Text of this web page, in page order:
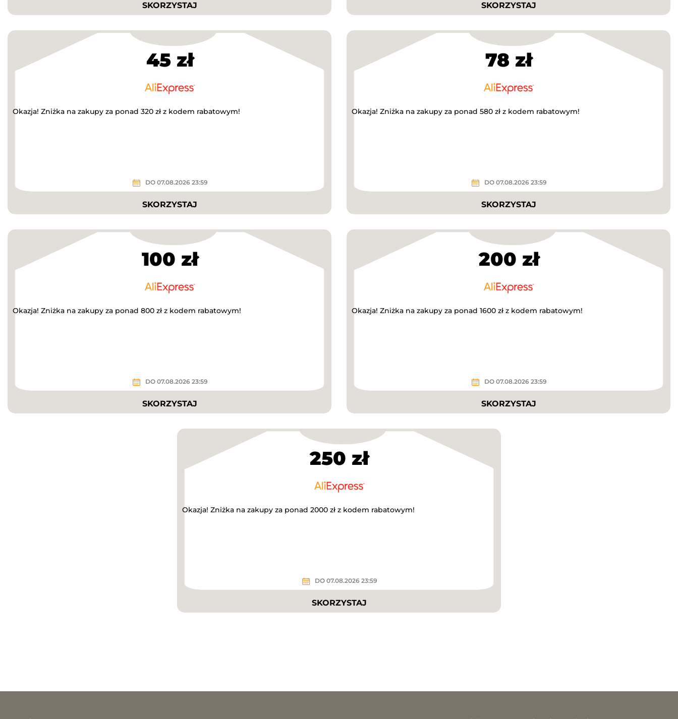
SKORZYSTAJ SKORZYSTAJ
45 zł
Okazja! Zniżka na zakupy za ponad 320 zł z kodem rabatowym!
DO 07.08.2026 23:59
SKORZYSTAJ
78 zł
Okazja! Zniżka na zakupy za ponad 580 zł z kodem rabatowym!
DO 07.08.2026 23:59
SKORZYSTAJ
100 zł
Okazja! Zniżka na zakupy za ponad 800 zł z kodem rabatowym!
DO 07.08.2026 23:59
SKORZYSTAJ
200 zł
Okazja! Zniżka na zakupy za ponad 1600 zł z kodem rabatowym!
DO 07.08.2026 23:59
SKORZYSTAJ
250 zł
Okazja! Zniżka na zakupy za ponad 2000 zł z kodem rabatowym!
DO 07.08.2026 23:59
SKORZYSTAJ